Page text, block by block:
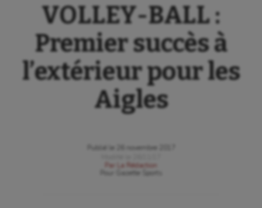
VOLLEY-BALL :
Premier succès à
l’extérieur pour les
Aigles
Publié le
26 novembre 2017
Par
La Rédaction
Gazette Sports